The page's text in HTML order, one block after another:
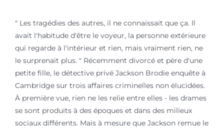
" Les tragédies des autres, il ne connaissait que ça. Il
avait l'habitude d'être le voyeur, la personne extérieure
qui regarde à l'intérieur et rien, mais vraiment rien, ne
le surprenait plus. " Récemment divorcé et père d'une
petite fille, le détective privé Jackson Brodie enquête à
Cambridge sur trois affaires criminelles non élucidées.
À première vue, rien ne les relie entre elles - les drames
se sont produits à des époques et dans des milieux
sociaux différents. Mais à mesure que Jackson remue le